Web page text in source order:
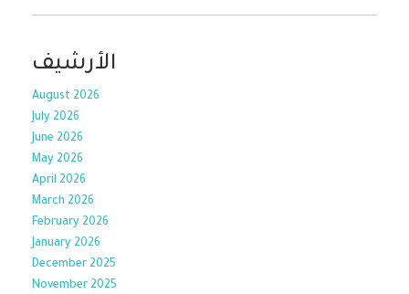
الأرشيف
August 2026
July 2026
June 2026
May 2026
April 2026
March 2026
February 2026
January 2026
December 2025
November 2025